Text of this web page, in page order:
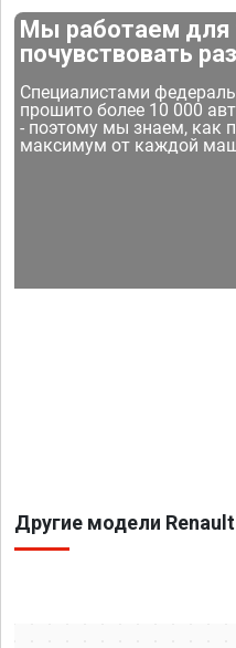
Мы работаем для
почувствовать
Специалистами
прошито более 10 000
- поэтому мы знаем, как
максимум от каждой
Другие модели Renault